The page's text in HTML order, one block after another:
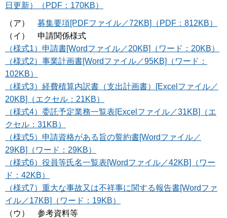
日更新）（PDF：170KB）
（ア） 募集要項[PDFファイル／72KB]（PDF：812KB）
（イ） 申請関係様式
（様式1）申請書[Wordファイル／20KB]（ワード：20KB）
（様式2）事業計画書[Wordファイル／95KB]（ワード：
102KB）
（様式3）経費積算内訳書（支出計画書）[Excelファイル／
20KB]（エクセル：21KB）
（様式4）委託予定業務一覧表[Excelファイル／31KB]（エ
クセル：31KB）
（様式5）申請資格がある旨の誓約書[Wordファイル／
29KB]（ワード：29KB）
（様式6）役員等氏名一覧表[Wordファイル／42KB]（ワー
ド：42KB）
（様式7）重大な事故又は不祥事に関する報告書[Wordファ
イル／17KB]（ワード：19KB）
（ウ） 参考資料等